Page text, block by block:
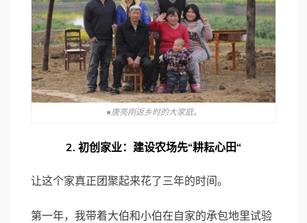
●唐亮刚返乡时的大家庭。
2. 初创家业：建设农场先“耕耘心田“
让这个家真正团聚起来花了三年的时间。
第一年，我带着大伯和小伯在自家的承包地里试验